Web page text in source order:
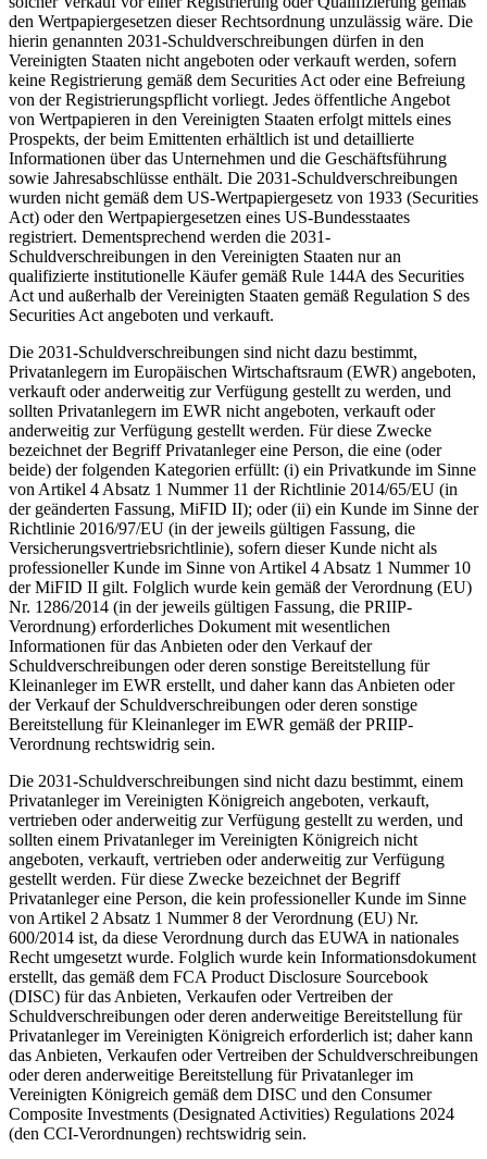
den Wertpapiergesetzen dieser Rechtsordnung unzulässig wäre. Die
hierin genannten 2031-Schuldverschreibungen dürfen in den
Vereinigten Staaten nicht angeboten oder verkauft werden, sofern
keine Registrierung gemäß dem Securities Act oder eine Befreiung
von der Registrierungspflicht vorliegt. Jedes öffentliche Angebot
von Wertpapieren in den Vereinigten Staaten erfolgt mittels eines
Prospekts, der beim Emittenten erhältlich ist und detaillierte
Informationen über das Unternehmen und die Geschäftsführung
sowie Jahresabschlüsse enthält. Die 2031-Schuldverschreibungen
wurden nicht gemäß dem US-Wertpapiergesetz von 1933 (Securities
Act) oder den Wertpapiergesetzen eines US-Bundesstaates
registriert. Dementsprechend werden die 2031-
Schuldverschreibungen in den Vereinigten Staaten nur an
qualifizierte institutionelle Käufer gemäß Rule 144A des Securities
Act und außerhalb der Vereinigten Staaten gemäß Regulation S des
Securities Act angeboten und verkauft.
Die 2031-Schuldverschreibungen sind nicht dazu bestimmt,
Privatanlegern im Europäischen Wirtschaftsraum (EWR) angeboten,
verkauft oder anderweitig zur Verfügung gestellt zu werden, und
sollten Privatanlegern im EWR nicht angeboten, verkauft oder
anderweitig zur Verfügung gestellt werden. Für diese Zwecke
bezeichnet der Begriff Privatanleger eine Person, die eine (oder
beide) der folgenden Kategorien erfüllt: (i) ein Privatkunde im Sinne
von Artikel 4 Absatz 1 Nummer 11 der Richtlinie 2014/65/EU (in
der geänderten Fassung, MiFID II); oder (ii) ein Kunde im Sinne der
Richtlinie 2016/97/EU (in der jeweils gültigen Fassung, die
Versicherungsvertriebsrichtlinie), sofern dieser Kunde nicht als
professioneller Kunde im Sinne von Artikel 4 Absatz 1 Nummer 10
der MiFID II gilt. Folglich wurde kein gemäß der Verordnung (EU)
Nr. 1286/2014 (in der jeweils gültigen Fassung, die PRIIP-
Verordnung) erforderliches Dokument mit wesentlichen
Informationen für das Anbieten oder den Verkauf der
Schuldverschreibungen oder deren sonstige Bereitstellung für
Kleinanleger im EWR erstellt, und daher kann das Anbieten oder
der Verkauf der Schuldverschreibungen oder deren sonstige
Bereitstellung für Kleinanleger im EWR gemäß der PRIIP-
Verordnung rechtswidrig sein.
Die 2031-Schuldverschreibungen sind nicht dazu bestimmt, einem
Privatanleger im Vereinigten Königreich angeboten, verkauft,
vertrieben oder anderweitig zur Verfügung gestellt zu werden, und
sollten einem Privatanleger im Vereinigten Königreich nicht
angeboten, verkauft, vertrieben oder anderweitig zur Verfügung
gestellt werden. Für diese Zwecke bezeichnet der Begriff
Privatanleger eine Person, die kein professioneller Kunde im Sinne
von Artikel 2 Absatz 1 Nummer 8 der Verordnung (EU) Nr.
600/2014 ist, da diese Verordnung durch das EUWA in nationales
Recht umgesetzt wurde. Folglich wurde kein Informationsdokument
erstellt, das gemäß dem FCA Product Disclosure Sourcebook
(DISC) für das Anbieten, Verkaufen oder Vertreiben der
Schuldverschreibungen oder deren anderweitige Bereitstellung für
Privatanleger im Vereinigten Königreich erforderlich ist; daher kann
das Anbieten, Verkaufen oder Vertreiben der Schuldverschreibungen
oder deren anderweitige Bereitstellung für Privatanleger im
Vereinigten Königreich gemäß dem DISC und den Consumer
Composite Investments (Designated Activities) Regulations 2024
(den CCI-Verordnungen) rechtswidrig sein.